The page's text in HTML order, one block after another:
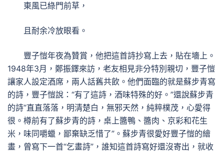
東風已綠門前草，
且耐余冷放眼看。
豐子愷年夜為贊賞，他把這首詩抄寫上去，貼在墻上。
1948年3月，鄭振鐸來訪，老友相見非分特別親切，豐子愷
讓家人設定酒席，兩人話舊共飲。他們面臨的就是蘇步青寫
的詩，豐子愷說：“有了這詩，酒味特殊的好。”還說蘇步青
的詩“直直落落，明清楚白，無邪天然，純粹樸茂，心愛得
很。樽前有了蘇步青的詩，桌上醬鴨、醬肉、京彩和花生
米，味同嚼蠟，鄙棄缺乏惜了”。蘇步青很愛好豐子愷的繪
畫，曾寫下一首“乞畫詩”，誰知這首詩寫好還沒寄出，就收